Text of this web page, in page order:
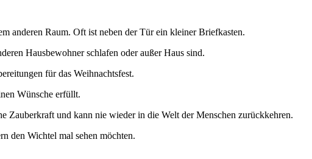
anderen Raum. Oft ist neben der Tür ein kleiner Briefkasten.
Hausbewohner schlafen oder außer Haus sind.
für das Weihnachtsfest.
Wünsche erfüllt.
Zauberkraft und kann nie wieder in die Welt der Menschen zurückkehren.
den Wichtel mal sehen möchten.